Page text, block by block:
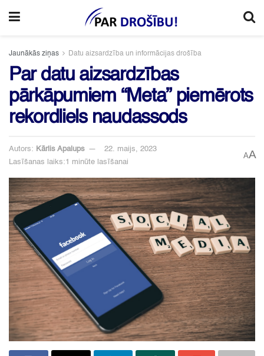
Jaunākās ziņas Datu aizsardzība un informācijas drošība
Par datu aizsardzības
pārkāpumiem “Meta” piemērots
rekordliels naudassods
Autors: Kārlis Apalups
22. maijs, 2023
Lasīšanas laiks:1 minūte lasīšanai
AA